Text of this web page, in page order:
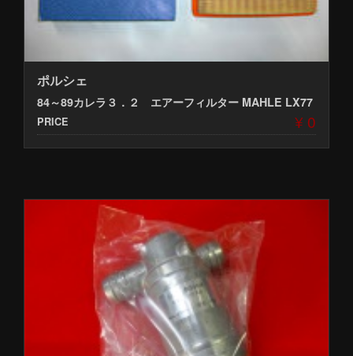
ポルシェ
84～89カレラ３．２ エアーフィルター MAHLE LX77
PRICE ¥ 0